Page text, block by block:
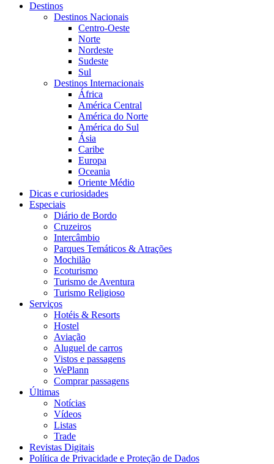
Destinos
Destinos Nacionais
Centro-Oeste
Norte
Nordeste
Sudeste
Sul
Destinos Internacionais
África
América Central
América do Norte
América do Sul
Ásia
Caribe
Europa
Oceania
Oriente Médio
Dicas e curiosidades
Especiais
Diário de Bordo
Cruzeiros
Intercâmbio
Parques Temáticos & Atrações
Mochilão
Ecoturismo
Turismo de Aventura
Turismo Religioso
Serviços
Hotéis & Resorts
Hostel
Aviação
Aluguel de carros
Vistos e passagens
WePlann
Comprar passagens
Últimas
Notícias
Vídeos
Listas
Trade
Revistas Digitais
Política de Privacidade e Proteção de Dados